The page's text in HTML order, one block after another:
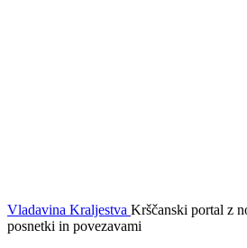
Vladavina Kraljestva Krščanski portal z
posnetki in povezavami